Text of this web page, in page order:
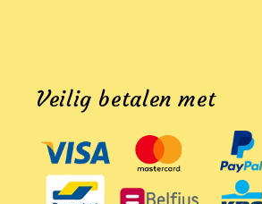
Veilig betalen met